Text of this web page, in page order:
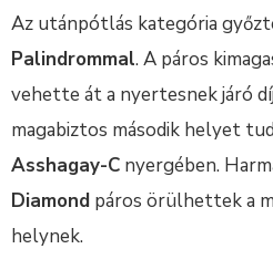
Az utánpótlás kategória
Palindrommal. A páros
vehette át a nyertesnek járó
magabiztos második helyet
Asshagay-C nyergében.
Diamond páros örülhettek a
helynek.